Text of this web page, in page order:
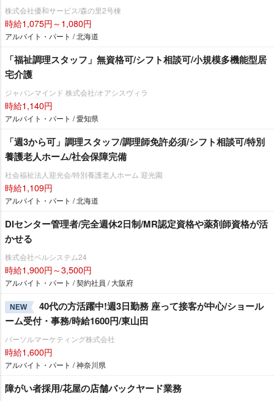
株式会社優和サービス/森の里2号棟
時給1,075円～1,080円
アルバイト・パート / 北海道
「福祉調理スタッフ」無資格可/シフト相談可/小規模多機能型居
宅介護
ジャパンマインド 株式会社/オアシスヴィラ
時給1,140円
アルバイト・パート / 愛知県
「週3から可」調理スタッフ/調理師免許必須/シフト相談可/特別
養護老人ホーム/社会保障完備
社会福祉法人迎光会/特別養護老人ホーム 迎光園
時給1,109円
アルバイト・パート / 北海道
DIセンター管理者/完全週休2日制/MR認定資格や薬剤師資格が活
かせる
株式会社ベルシステム24
時給1,900円～3,500円
アルバイト・パート / 契約社員 / 大阪府
NEW
40代の方活躍中!週3日勤務 座って接客が中心/ショール
ーム受付・事務/時給1600円/東山田
パーソルマーケティング株式会社
時給1,600円
アルバイト・パート / 神奈川県
障がい者採用/花屋の店舗バックヤード業務